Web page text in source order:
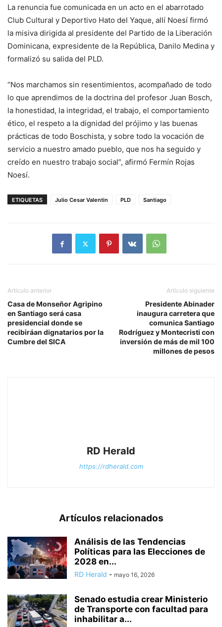
La renuncia fue comunicada en un acto en el abarrotado
Club Cultural y Deportivo Hato del Yaque, allí Noesí firmó
la misiva dirigida al presidente del Partido de la Liberación
Dominicana, expresidente de la República, Danilo Medina y
formalizó su salida del PLD.
“Nos marchamos sin resentimientos, acompañado de todo
lo que aprendimos de la doctrina del profesor Juan Bosch,
la honestidad, la integridad, el trabajo, el comportamiento
ético, el respeto a la dignidad del prójimo y las buenas
prácticas de todo Boschista, y sobre todo la vocación de
servicio a nuestro amado pueblo, que nos ha seguido y
creído en nuestro trabajo social”, afirmó Fermín Rojas
Noesí.
ETIQUETAS Julio Cesar Valentin PLD Santiago
Artículo anterior
Casa de Monseñor Agripino
en Santiago será casa
presidencial donde se
recibiráan dignatarios por la
Cumbre del SICA
Artículo siguiente
Presidente Abinader
inaugura carretera que
comunica Santiago
Rodríguez y Montecristi con
inversión de más de mil 100
millones de pesos
RD Herald
https://rdherald.com
Artículos relacionados
Análisis de las Tendencias
Políticas para las Elecciones de
2028 en...
RD Herald - mayo 16, 2026
Senado estudia crear Ministerio
de Transporte con facultad para
inhabilitar a...